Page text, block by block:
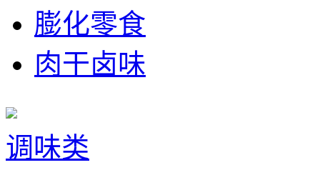
膨化零食
肉干卤味
调味类